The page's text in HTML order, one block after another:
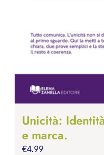
Unicità:
e marca.
€4.99